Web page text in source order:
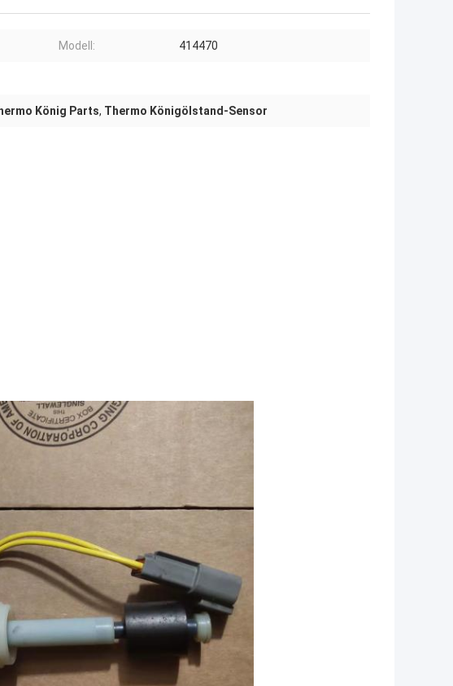
Modell: 414470
König Parts, Thermo Königölstand-Sensor